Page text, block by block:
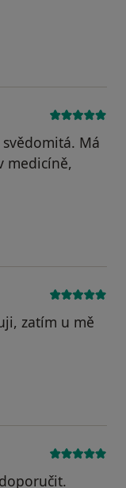
Má
medicíně,
zatím u mě